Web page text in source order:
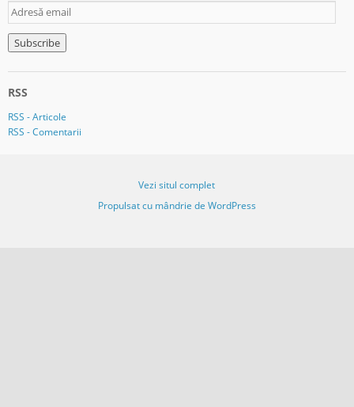
A
d
r
e
s
e
m
a
RSS
RSS - Articole
RSS - Comentarii
Vezi situl complet
Propulsat cu mândrie de WordPress